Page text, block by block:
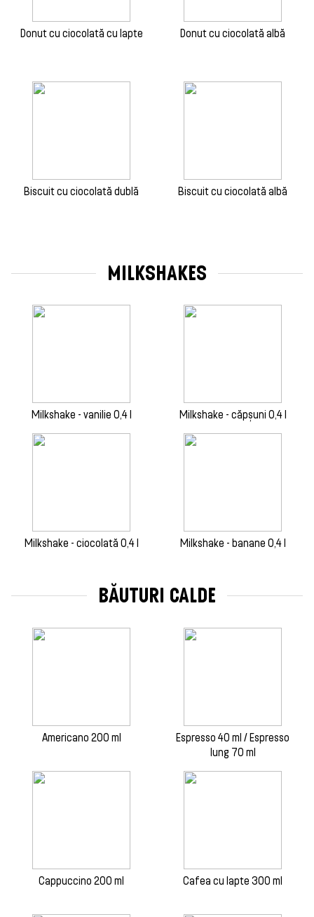
Donut cu ciocolată cu lapte Donut cu ciocolată albă
Biscuit cu ciocolată dublă Biscuit cu ciocolată albă
MILKSHAKES
Milkshake - vanilie 0,4 l Milkshake - căpșuni 0,4 l
Milkshake - ciocolată 0,4 l Milkshake - banane 0,4 l
BĂUTURI CALDE
Americano 200 ml
Espresso 40 ml / Espresso
lung 70 ml
Cappuccino 200 ml Cafea cu lapte 300 ml